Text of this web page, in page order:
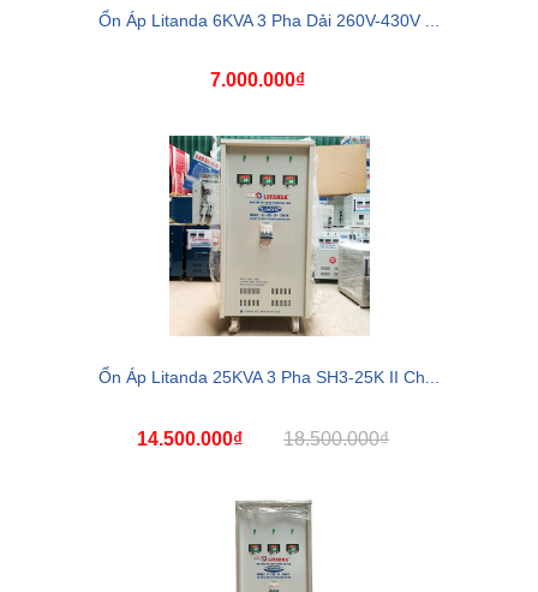
Ổn Áp Litanda 6KVA 3 Pha Dải 260V-430V ...
7.000.000₫
Ổn Áp Litanda 25KVA 3 Pha SH3-25K II Ch...
14.500.000₫ 18.500.000₫